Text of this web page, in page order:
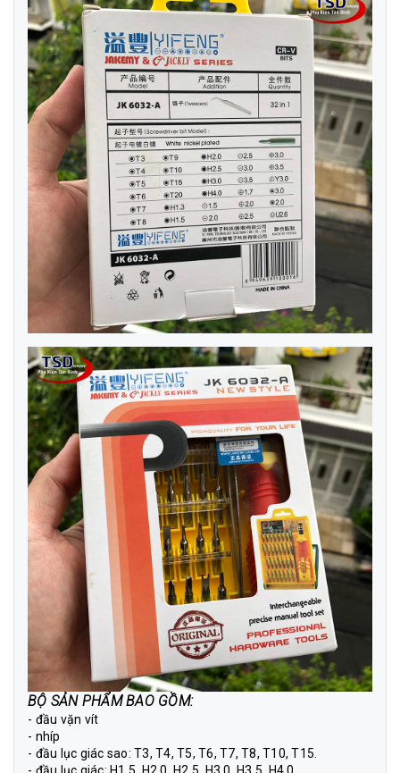
BỘ SẢN PHẨM BAO GỒM:
- đầu vặn vít
- nhíp
- đầu lục giác sao: T3, T4, T5, T6, T7, T8, T10, T15.
- đầu lục giác: H1.5, H2.0, H2.5, H3.0, H3.5, H4.0.